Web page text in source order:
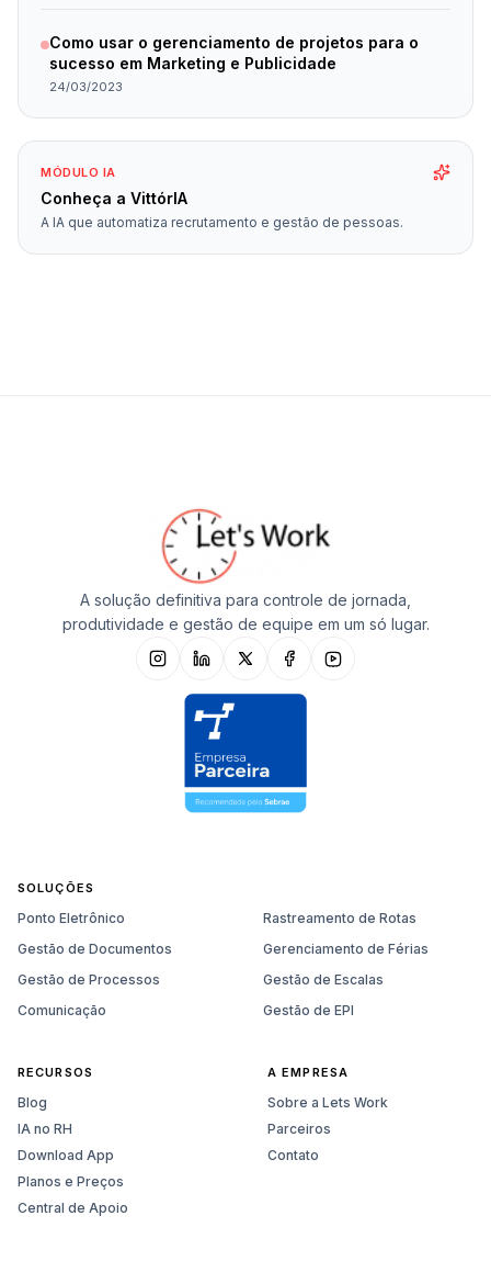
Como usar o gerenciamento de projetos para o
sucesso em Marketing e Publicidade
24/03/2023
MÓDULO IA
Conheça a VittórIA
A IA que automatiza recrutamento e gestão de pessoas.
A solução definitiva para controle de jornada,
produtividade e gestão de equipe em um só lugar.
SOLUÇÕES
Ponto Eletrônico
Rastreamento de Rotas
Gestão de Documentos
Gerenciamento de Férias
Gestão de Processos
Gestão de Escalas
Comunicação
Gestão de EPI
RECURSOS
Blog
IA no RH
Download App
Planos e Preços
Central de Apoio
A EMPRESA
Sobre a Lets Work
Parceiros
Contato